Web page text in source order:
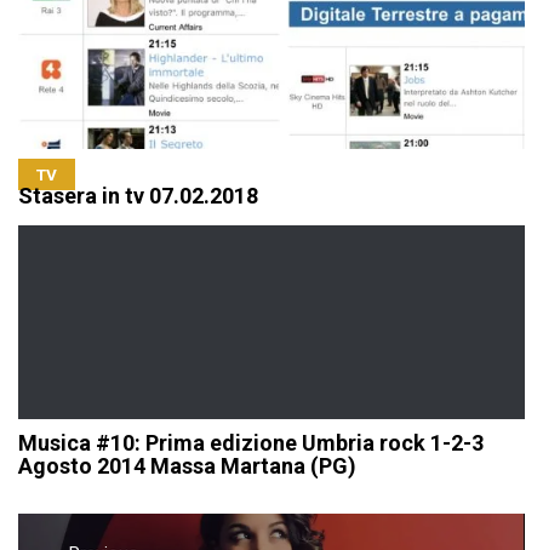
TV
Stasera in tv 07.02.2018
Musica #10: Prima edizione Umbria rock 1-2-3
Agosto 2014 Massa Martana (PG)
Navigazione